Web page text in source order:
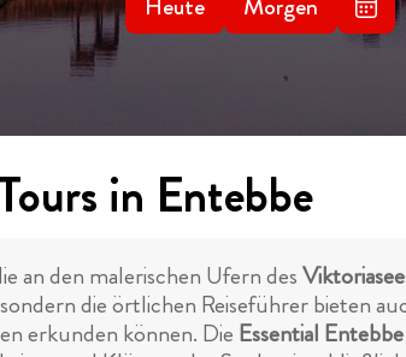
in Entebbe
an den malerischen Ufern des
die örtlichen Reiseführer bieten
erkunden können. Die Essential